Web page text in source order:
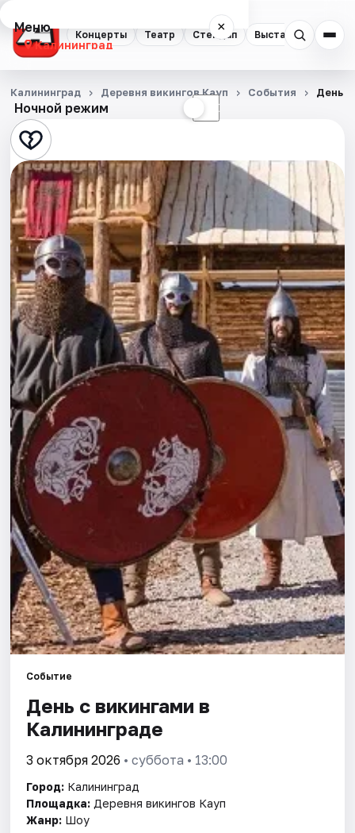
Концерты Театр Стендап Выставки
Меню ×
Калининград
Концерты
Театр
Стендап
Выставки
Экскурсии
Спорт
События
Города
Площадки
Артисты
Рейтинги
Ночной режим ☾
Калининград Деревня викингов Кауп События День с
Событие
День с викингами в
Калининграде
3 октября 2026 • суббота • 13:00
Город: Калининград
Площадка: Деревня викингов Кауп
Жанр: Шоу